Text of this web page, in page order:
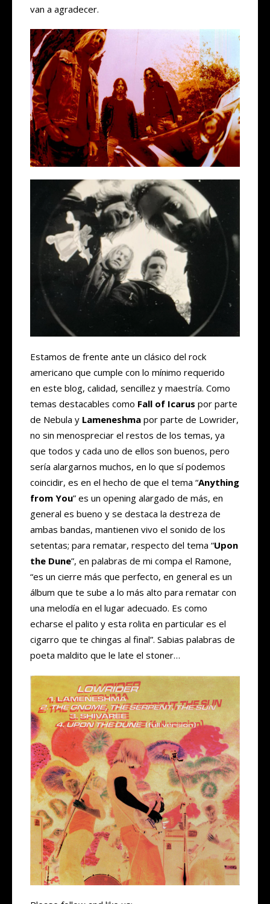
van a agradecer.
Estamos de frente ante un clásico del rock
americano que cumple con lo mínimo requerido
en este blog, calidad, sencillez y maestría. Como
temas destacables como Fall of Icarus por parte
de Nebula y Lameneshma por parte de Lowrider,
no sin menospreciar el restos de los temas, ya
que todos y cada uno de ellos son buenos, pero
sería alargarnos muchos, en lo que sí podemos
coincidir, es en el hecho de que el tema “Anything
from You” es un opening alargado de más, en
general es bueno y se destaca la destreza de
ambas bandas, mantienen vivo el sonido de los
setentas; para rematar, respecto del tema “Upon
the Dune”, en palabras de mi compa el Ramone,
“es un cierre más que perfecto, en general es un
álbum que te sube a lo más alto para rematar con
una melodía en el lugar adecuado. Es como
echarse el palito y esta rolita en particular es el
cigarro que te chingas al final”. Sabias palabras de
poeta maldito que le late el stoner…